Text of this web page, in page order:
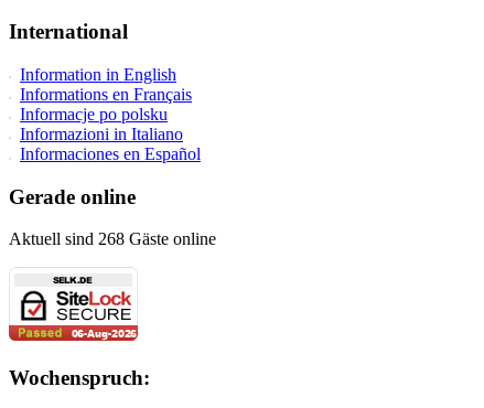
International
Information in English
Informations en Français
Informacje po polsku
Informazioni in Italiano
Informaciones en Español
Gerade online
Aktuell sind 268 Gäste online
Wochenspruch: